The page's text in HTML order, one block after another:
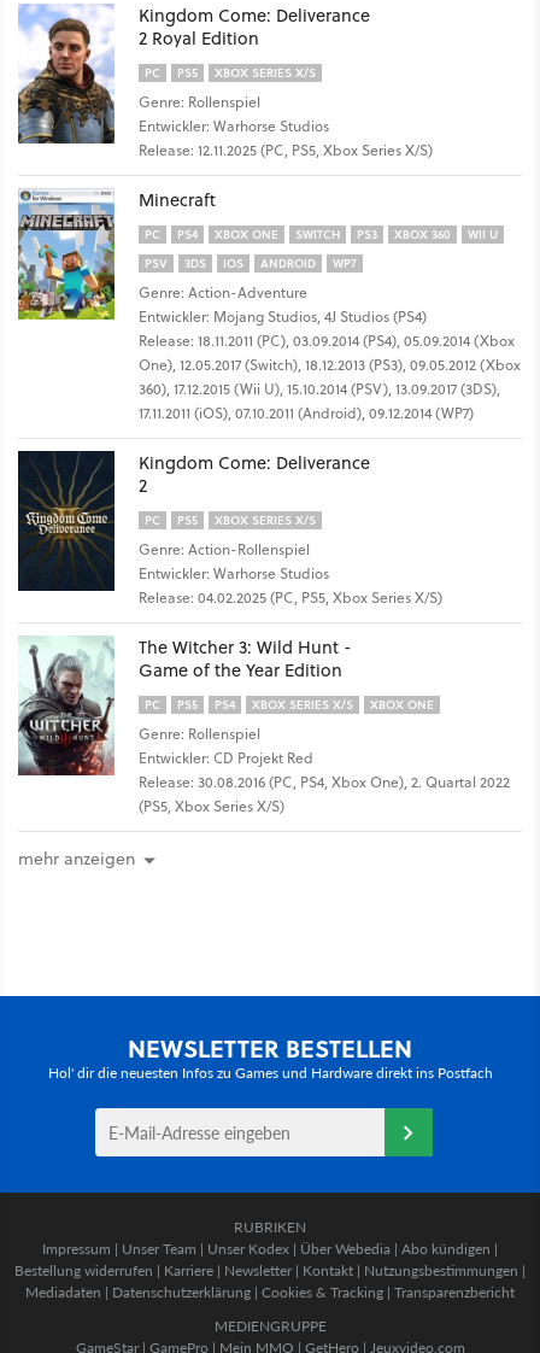
Kingdom Come: Deliverance
2 Royal Edition
PC PS5 XBOX SERIES X/S
Genre: Rollenspiel
Entwickler: Warhorse Studios
Release: 12.11.2025 (PC, PS5, Xbox Series X/S)
Minecraft
PC PS4 XBOX ONE SWITCH PS3 XBOX 360
WII U
PSV
3DS IOS ANDROID WP7
Genre: Action-Adventure
Entwickler: Mojang Studios, 4J Studios (PS4)
Release: 18.11.2011 (PC), 03.09.2014 (PS4), 05.09.2014 (Xbox
One), 12.05.2017 (Switch), 18.12.2013 (PS3), 09.05.2012 (Xbox
360), 17.12.2015 (Wii U), 15.10.2014 (PSV), 13.09.2017 (3DS),
17.11.2011 (iOS), 07.10.2011 (Android), 09.12.2014 (WP7)
Kingdom Come: Deliverance
2
PC PS5 XBOX SERIES X/S
Genre: Action-Rollenspiel
Entwickler: Warhorse Studios
Release: 04.02.2025 (PC, PS5, Xbox Series X/S)
The Witcher 3: Wild Hunt -
Game of the Year Edition
PC PS5 PS4 XBOX SERIES X/S XBOX ONE
Genre: Rollenspiel
Entwickler: CD Projekt Red
Release: 30.08.2016 (PC, PS4, Xbox One), 2. Quartal 2022
(PS5, Xbox Series X/S)
mehr anzeigen
NEWSLETTER BESTELLEN
Hol' dir die neuesten Infos zu Games und Hardware direkt ins Postfach
RUBRIKEN
Impressum | Unser Team | Unser Kodex | Über Webedia | Abo kündigen |
Bestellung widerrufen | Karriere | Newsletter | Kontakt | Nutzungsbestimmungen |
Mediadaten | Datenschutzerklärung | Cookies & Tracking | Transparenzbericht
MEDIENGRUPPE
GameStar| GamePro | Mein MMO | GetHero | Jeuxvideo.com